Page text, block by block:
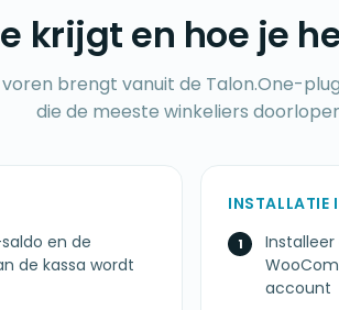
krijgt en hoe je
brengt vanuit de Talon.One-
die de meeste winkeliers
en de
de kassa wordt
INSTALLATIE
account